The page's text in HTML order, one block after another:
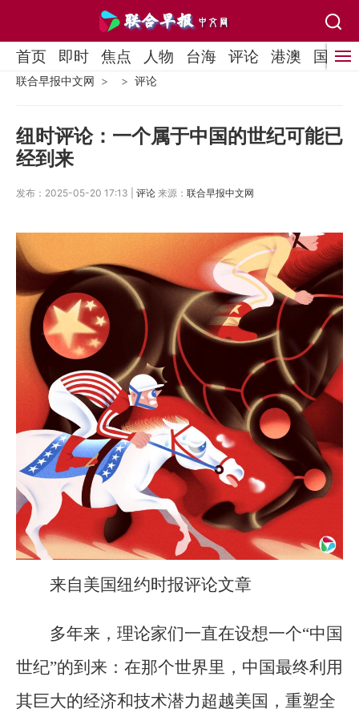
首页 即时 焦点 人物 台海 评论 港澳 国际
联合早报中文网 评论
纽时评论：一个属于中国的世纪可能已
经到来
发布：2025-05-20 17:13 | 评论 来源： 联合早报中文网
来自美国纽约时报评论文章
多年来，理论家们一直在设想一个“中国
世纪”的到来：在那个世界里，中国最终利用
其巨大的经济和技术潜力超越美国，重塑全